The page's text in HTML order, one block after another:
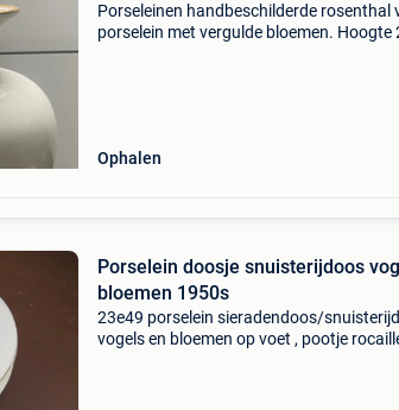
Porseleinen handbeschilderde rosenthal
porselein met vergulde bloemen. Hoogte
Ophalen
Porselein doosje snuisterijdoos
bloemen 1950s
23e49 porselein sieradendoos/
vogels en bloemen op voet , pootje